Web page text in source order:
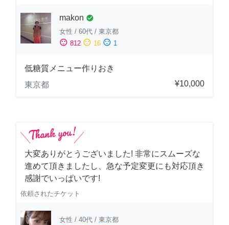
makon check_circle
女性 / 60代 / 東京都
sentiment_satisfied 812 sentiment_neutral 16 sentiment_dissatisfied 1
低糖質メニュー作りおき
東京都
¥10,000
大変ありがとうございました! 非常にスムーズな
進めて頂きましたし、急な予定変更にも対応頂き
感謝でいっぱいです!
依頼されたチケット
女性 / 40代 / 東京都